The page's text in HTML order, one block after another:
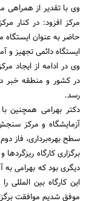
وی با تقدیر از همراهی
مرکز افزود: در کنار
حاضر به عنوان ایستگاه
ایستگاه دائمی تجهیز و
وی در ادامه از ایجاد
در کشور و منطقه خبر
رسد.
دکتر بهرامی همچنین
آزمایشگاه و مرکز
سطح بهره‌برداری، فاز
برگزاری کارگاه
دیگری بود که بهرامی
این کارگاه بین المللی
موفق شدیم موافقت